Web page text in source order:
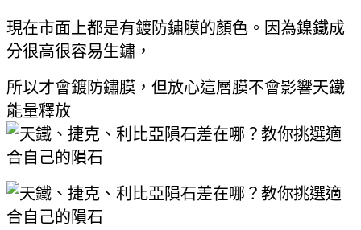
現在市面上都是有鍍防鏽膜的顏色。因為鎳鐵成
分很高很容易生鏽，
所以才會鍍防鏽膜，但放心這層膜不會影響天鐵
能量釋放